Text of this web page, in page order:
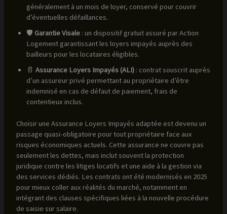
généralement à un mois de loyer, conservé pour couvrir
d’éventuelles défaillances.
🛡️ Garantie Visale: un dispositif gratuit assuré par Action
Logement garantissant les loyers impayés auprès des
bailleurs pour les locataires éligibles.
📄 Assurance Loyers Impayés (ALI): contrat souscrit auprès
d’un assureur privé permettant au propriétaire d’être
indemnisé en cas de défaut de paiement, frais de
contentieux inclus.
Choisir une Assurance Loyers Impayés adaptée est devenu un
passage quasi-obligatoire pour tout propriétaire face aux
risques économiques actuels. Cette assurance ne couvre pas
seulement les dettes, mais inclut souvent la protection
juridique contre les litiges locatifs et une aide à la gestion via
des services dédiés. Les contrats ont été modernisés en 2025
pour mieux coller aux réalités du marché, notamment en
intégrant des clauses spécifiques liées à la nouvelle procédure
de saisie sur salaire.